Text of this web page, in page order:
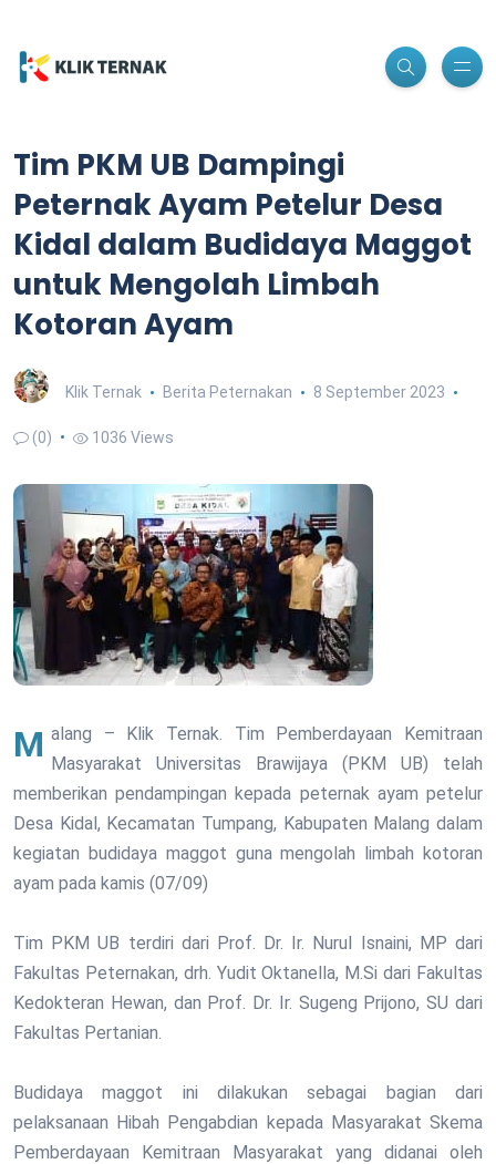
Tim PKM UB Dampingi
Peternak Ayam Petelur Desa
Kidal dalam Budidaya Maggot
untuk Mengolah Limbah
Kotoran Ayam
Klik Ternak Berita Peternakan 8 September 2023
(0) 1036 Views
Malang – Klik Ternak. Tim Pemberdayaan Kemitraan Masyarakat Universitas Brawijaya (PKM UB) telah
memberikan pendampingan kepada peternak ayam petelur
Desa Kidal, Kecamatan Tumpang, Kabupaten Malang dalam
kegiatan budidaya maggot guna mengolah limbah kotoran
ayam pada kamis (07/09)
Tim PKM UB terdiri dari Prof. Dr. Ir. Nurul Isnaini, MP dari
Fakultas Peternakan, drh. Yudit Oktanella, M.Si dari Fakultas
Kedokteran Hewan, dan Prof. Dr. Ir. Sugeng Prijono, SU dari
Fakultas Pertanian.
Budidaya maggot ini dilakukan sebagai bagian dari
pelaksanaan Hibah Pengabdian kepada Masyarakat Skema
Pemberdayaan Kemitraan Masyarakat yang didanai oleh